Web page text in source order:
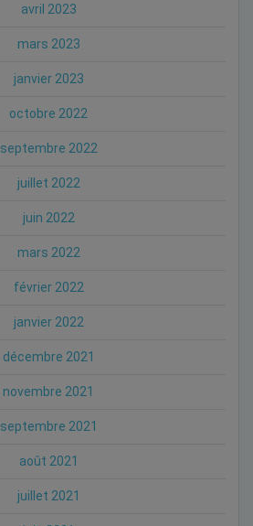
avril 2023
mars 2023
janvier 2023
octobre 2022
septembre 2022
juillet 2022
juin 2022
mars 2022
février 2022
janvier 2022
décembre 2021
novembre 2021
septembre 2021
août 2021
juillet 2021